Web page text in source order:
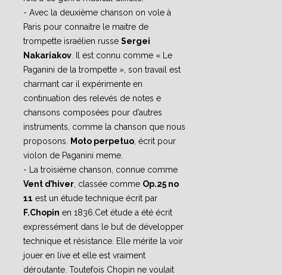
- Avec la deuxième chanson on vole à
Paris pour connaitre le maitre de
trompette israélien russe Sergei
Nakariakov . Il est connu comme « Le
Paganini de la trompette », son travail est
charmant car il expérimente en
continuation des relevés de notes e
chansons composées pour d’autres
instruments, comme la chanson que nous
proposons.
Moto perpetuo , écrit pour
violon de Paganini meme.
- La troisième chanson, connue comme
Vent d’hiver , classée comme Op.25 no
11 est un étude technique écrit par
F.Chopin en 1836.Cet étude a été écrit
expressément dans le but de développer
technique et résistance. Elle mérite la voir
jouer en live et elle est vraiment
déroutante. Toutefois Chopin ne voulait